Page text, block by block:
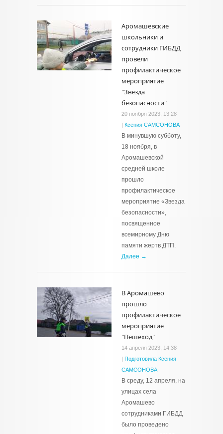
Аромашевские
школьники и
сотрудники ГИБДД
провели
профилактическое
мероприятие
"Звезда
безопасности"
20 ноября 2023, 13:28
| Ксения САМСОНОВА
В минувшую субботу,
18 ноября, в
Аромашевской
средней школе
прошло
профилактическое
мероприятие «Звезда
безопасности»,
посвященное
всемирному Дню
памяти жертв ДТП.
Далее →
В Аромашево
прошло
профилактическое
мероприятие
"Пешеход"
14 апреля 2023, 14:38
| Подготовила Ксения
САМСОНОВА
В среду, 12 апреля, на
улицах села
Аромашево
сотрудниками ГИБДД
было проведено